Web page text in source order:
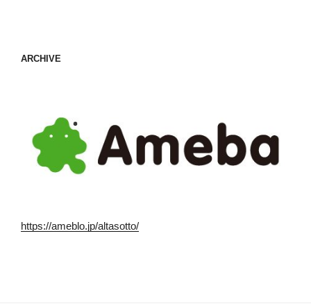
ARCHIVE
https://ameblo.jp/altasotto/